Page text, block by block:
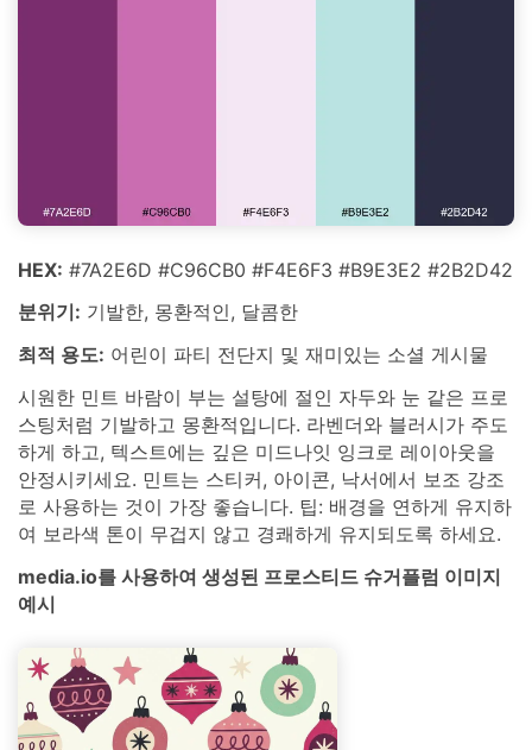
HEX: #7A2E6D #C96CB0 #F4E6F3 #B9E3E2 #2B2D42
분위기: 기발한, 몽환적인, 달콤한
최적 용도: 어린이 파티 전단지 및 재미있는 소셜 게시물
시원한 민트 바람이 부는 설탕에 절인 자두와 눈 같은 프로
스팅처럼 기발하고 몽환적입니다. 라벤더와 블러시가 주도
하게 하고, 텍스트에는 깊은 미드나잇 잉크로 레이아웃을
안정시키세요. 민트는 스티커, 아이콘, 낙서에서 보조 강조
로 사용하는 것이 가장 좋습니다. 팁: 배경을 연하게 유지하
여 보라색 톤이 무겁지 않고 경쾌하게 유지되도록 하세요.
media.io를 사용하여 생성된 프로스티드 슈거플럼 이미지
예시